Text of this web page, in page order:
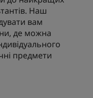
Наш
вам
де можна
предмети